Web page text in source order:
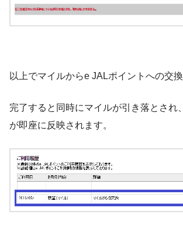
以上でマイルからe JALポイントへの交換
完了すると同時にマイルが引き落とされ
が即座に反映されます。